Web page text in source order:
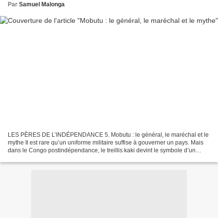
Par Samuel Malonga
LES PÈRES DE L’INDÉPENDANCE 5. Mobutu : le général, le maréchal et le
mythe Il est rare qu’un uniforme militaire suffise à gouverner un pays. Mais
dans le Congo postindépendance, le treillis kaki devint le symbole d’un